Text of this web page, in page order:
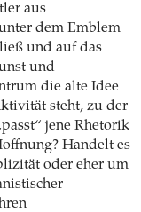
aus
dem Emblem
und auf das
und
die alte Idee
steht, zu der
jene Rhetorik
Handelt es
oder eher um